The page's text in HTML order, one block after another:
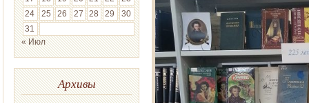
24
25 26 27 28 29
30
31
« Июл
Архивы